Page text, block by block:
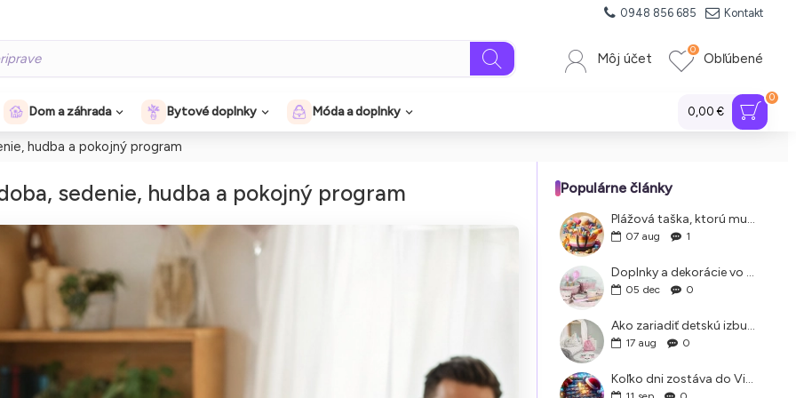
0948 856 685 Kontakt
Môj účet Obľúbené
0
Dom a záhrada Bytové doplnky Móda a doplnky 0,00 €
0
hudba a pokojný program
sedenie, hudba a pokojný program Populárne články
Plážová taška, ktorú musíte mať. Príručka pre rodiny s deťmi
07 aug 1
Doplnky a dekorácie vo Vintage štýle
05 dec 0
Ako zariadiť detskú izbu, ktorá je nadčasová a rastie s vaším dieťaťom
17 aug 0
Koľko dni zostáva do Vianoc